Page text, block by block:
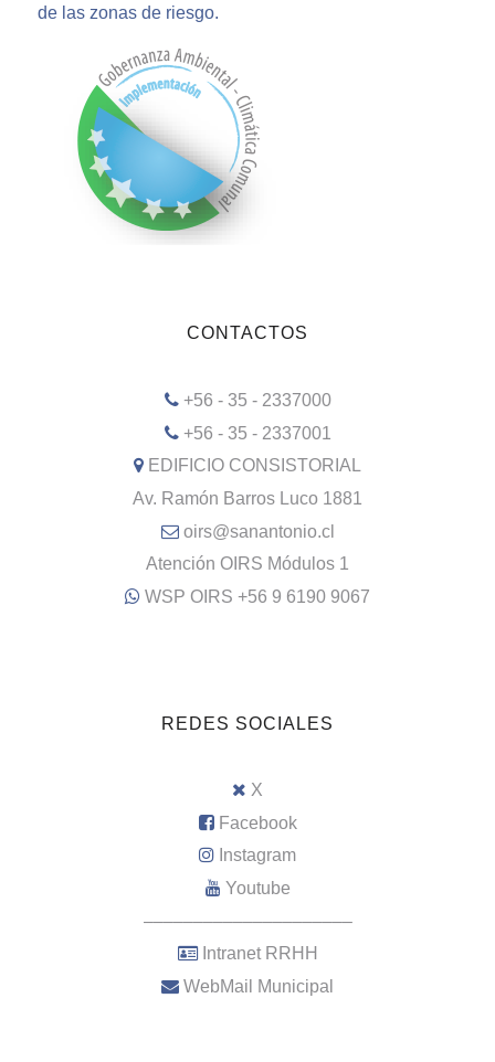
de las zonas de riesgo.
CONTACTOS
+56 - 35 - 2337000
+56 - 35 - 2337001
EDIFICIO CONSISTORIAL
Av. Ramón Barros Luco 1881
oirs@sanantonio.cl
Atención OIRS Módulos 1
WSP OIRS +56 9 6190 9067
REDES SOCIALES
X
Facebook
Instagram
Youtube
–––––––––––––––––––––
Intranet RRHH
WebMail Municipal